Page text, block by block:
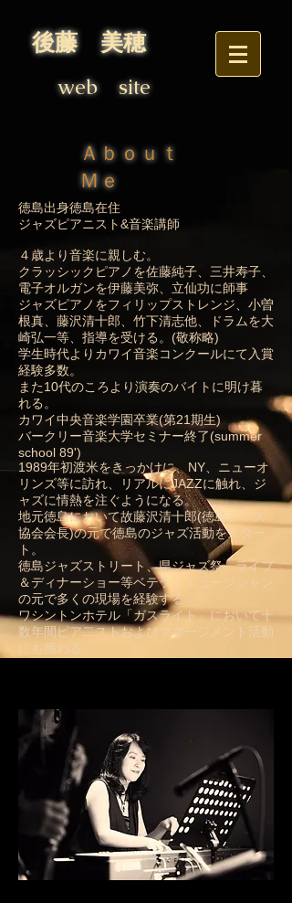
後藤 美穂
web site
Ａｂｏｕｔ
Ｍｅ
徳島出身徳島在住
ジャズピアニスト&音楽講師
４歳より音楽に親しむ。
クラッシックピアノを佐藤純子、三井寿子、
電子オルガンを伊藤美弥、立仙功に師事
ジャズピアノをフィリップストレンジ、小曽
根真、藤沢清十郎、竹下清志他、ドラムを大
崎弘一等、指導を受ける。(敬称略)
学生時代よりカワイ音楽コンクールにて入賞
経験多数。
また10代のころより演奏のバイトに明け暮
れる。
カワイ中央音楽学園卒業(第21期生)
バークリー音楽大学セミナー終了(summer
school 89')
1989年初渡米をきっかけに、NY、ニューオ
リンズ等に訪れ、リアルにJAZZに触れ、ジ
ャズに情熱を注ぐようになる。
地元徳島において故藤沢清十郎(徳島ジャズ
協会会長)の元で徳島のジャズ活動をスター
ト。
徳島ジャズストリート、県ジャズ祭、ライブ
＆ディナーショー等ベテランミュージシャン
の元で多くの現場を経験する。
ワシントンホテル「ガスライト」において十
数年間ピア二ストおよびマネージメント活動
にも携わる。